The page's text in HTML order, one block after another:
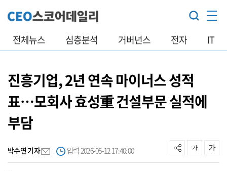
전체뉴스 심층분석 거버넌스 전자 IT
진흥기업, 2년 연속 마이너스 성적
표…모회사 효성重 건설부문 실적에
부담
박수연 기자 입력 2026-05-12 17:40:00